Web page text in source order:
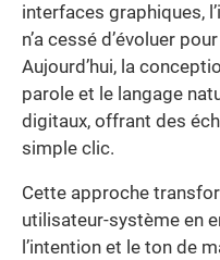
interfaces graphiques,
n’a cessé d’évoluer
Aujourd’hui, la
parole et le langage
digitaux, offrant des
simple clic.
Cette approche
utilisateur-système en
l’intention et le ton de